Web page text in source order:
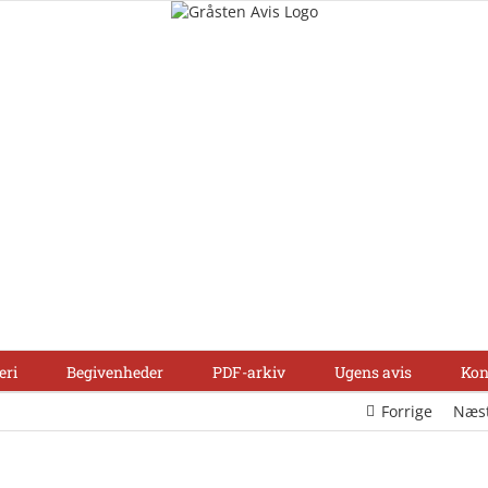
Begivenheder PDF-arkiv Ugens avis
Forrige